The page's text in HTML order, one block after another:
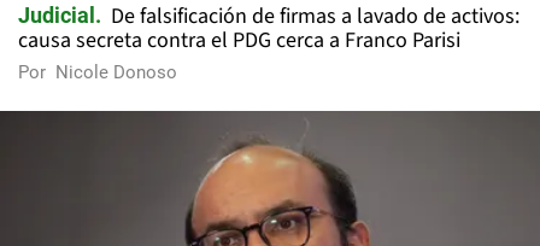
Judicial
De falsificación de firmas a lavado de activos:
causa secreta contra el PDG cerca a Franco Parisi
Por Nicole Donoso